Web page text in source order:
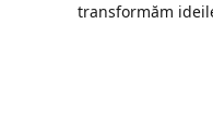
transformăm